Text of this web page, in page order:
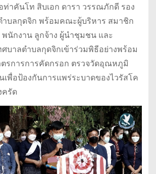
าคันโท สิบเอก ดารา วรรณภักดี รอง
ำบลกุดจิก พร้อมคณะผู้บริหาร สมาชิก
นักงาน ลูกจ้าง ผู้นำชุมชน และ
บาลตำบลกุดจิกเข้าร่วมพิธีอย่างพร้อม
ตรการการคัดกรอก ตรวจวัดอุณหภูมิ
เพื่อป้องกันการแพร่ระบาดของไวรัสโค
ครัด